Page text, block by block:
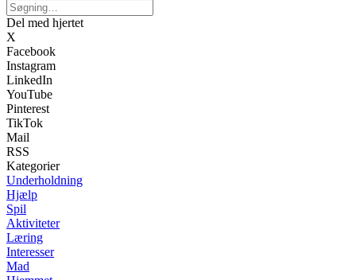
Del med hjertet
X
Facebook
Instagram
LinkedIn
YouTube
Pinterest
TikTok
Mail
RSS
Kategorier
Underholdning
Hjælp
Spil
Aktiviteter
Læring
Interesser
Mad